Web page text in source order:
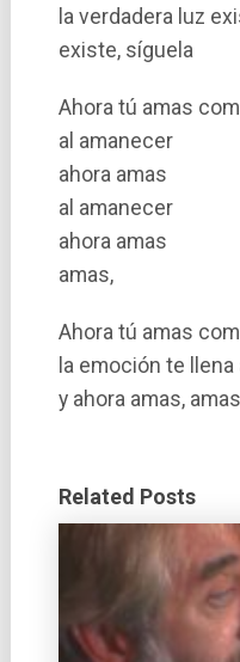
la verdadera luz
existe, sí­guela
Ahora tú amas
al amanecer
ahora amas
al amanecer
ahora amas
amas,
Ahora tú amas
la emoción te llena
y ahora amas,
Related Posts